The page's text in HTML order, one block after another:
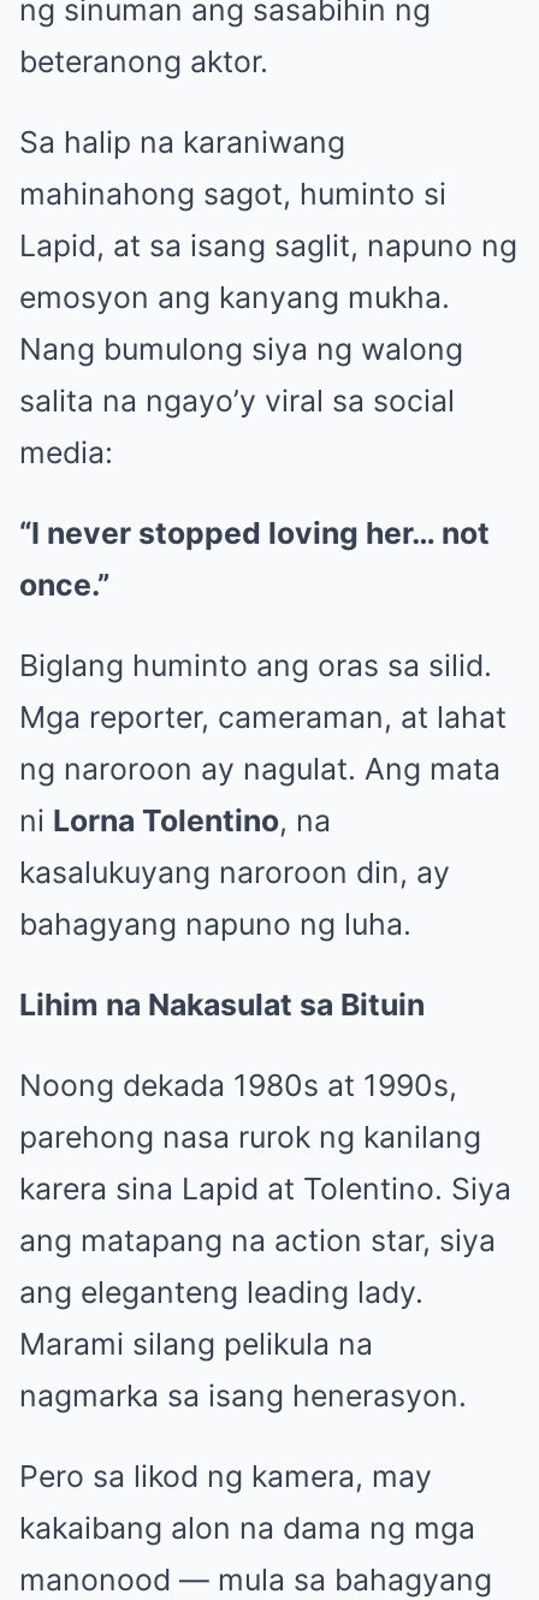
ng sinuman ang sasabihin ng
beteranong aktor.
Sa halip na karaniwang
mahinahong sagot, huminto si
Lapid, at sa isang saglit, napuno ng
emosyon ang kanyang mukha.
Nang bumulong siya ng walong
salita na ngayo’y viral sa social
media:
“I never stopped loving her… not
once.”
Biglang huminto ang oras sa silid.
Mga reporter, cameraman, at lahat
ng naroroon ay nagulat. Ang mata
ni Lorna Tolentino, na
kasalukuyang naroroon din, ay
bahagyang napuno ng luha.
Lihim na Nakasulat sa Bituin
Noong dekada 1980s at 1990s,
parehong nasa rurok ng kanilang
karera sina Lapid at Tolentino. Siya
ang matapang na action star, siya
ang eleganteng leading lady.
Marami silang pelikula na
nagmarka sa isang henerasyon.
Pero sa likod ng kamera, may
kakaibang alon na dama ng mga
manonood — mula sa bahagyang